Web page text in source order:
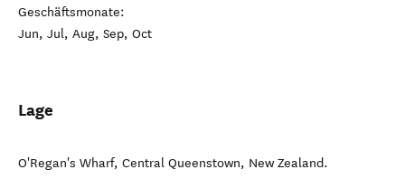
Geschäftsmonate:
Jun, Jul, Aug, Sep, Oct
Lage
O'Regan's Wharf, Central Queenstown, New Zealand.